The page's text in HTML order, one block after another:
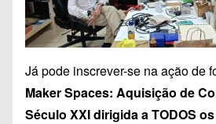
Já pode inscrever-se na ação de
Maker Spaces: Aquisição de
Século XXI dirigida a TODOS